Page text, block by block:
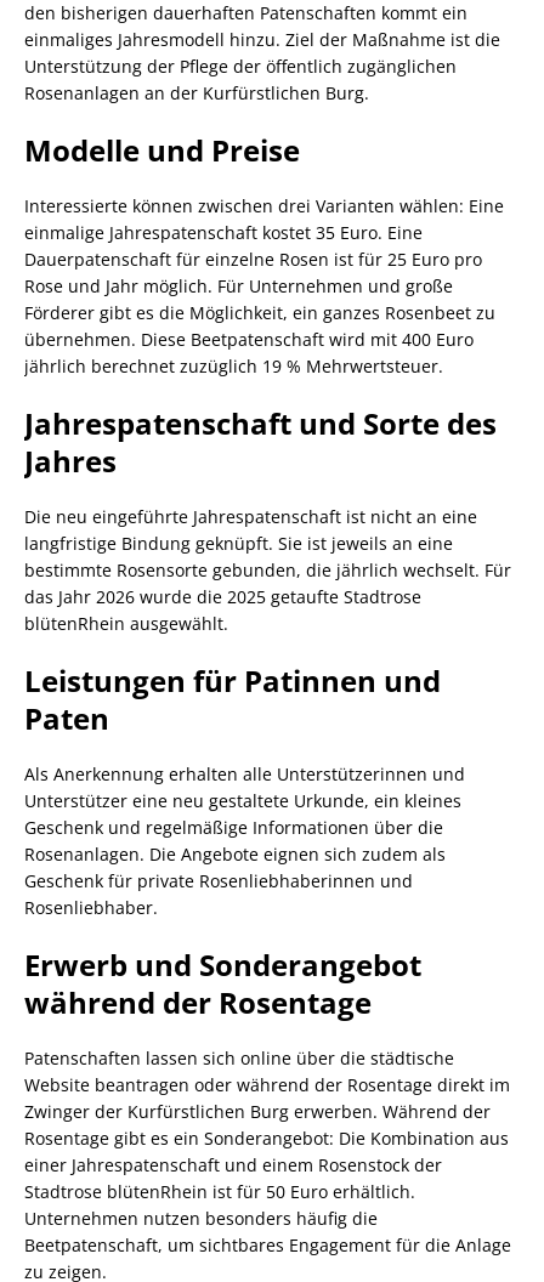
den bisherigen dauerhaften Patenschaften kommt ein
einmaliges Jahresmodell hinzu. Ziel der Maßnahme ist die
Unterstützung der Pflege der öffentlich zugänglichen
Rosenanlagen an der Kurfürstlichen Burg.
Modelle und Preise
Interessierte können zwischen drei Varianten wählen: Eine
einmalige Jahrespatenschaft kostet 35 Euro. Eine
Dauerpatenschaft für einzelne Rosen ist für 25 Euro pro
Rose und Jahr möglich. Für Unternehmen und große
Förderer gibt es die Möglichkeit, ein ganzes Rosenbeet zu
übernehmen. Diese Beetpatenschaft wird mit 400 Euro
jährlich berechnet zuzüglich 19 % Mehrwertsteuer.
Jahrespatenschaft und Sorte des
Jahres
Die neu eingeführte Jahrespatenschaft ist nicht an eine
langfristige Bindung geknüpft. Sie ist jeweils an eine
bestimmte Rosensorte gebunden, die jährlich wechselt. Für
das Jahr 2026 wurde die 2025 getaufte Stadtrose
blütenRhein ausgewählt.
Leistungen für Patinnen und
Paten
Als Anerkennung erhalten alle Unterstützerinnen und
Unterstützer eine neu gestaltete Urkunde, ein kleines
Geschenk und regelmäßige Informationen über die
Rosenanlagen. Die Angebote eignen sich zudem als
Geschenk für private Rosenliebhaberinnen und
Rosenliebhaber.
Erwerb und Sonderangebot
während der Rosentage
Patenschaften lassen sich online über die städtische
Website beantragen oder während der Rosentage direkt im
Zwinger der Kurfürstlichen Burg erwerben. Während der
Rosentage gibt es ein Sonderangebot: Die Kombination aus
einer Jahrespatenschaft und einem Rosenstock der
Stadtrose blütenRhein ist für 50 Euro erhältlich.
Unternehmen nutzen besonders häufig die
Beetpatenschaft, um sichtbares Engagement für die Anlage
zu zeigen.